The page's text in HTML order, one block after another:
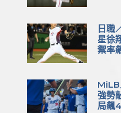
日職
星徐
禦率
MiLB
強勢
局飆